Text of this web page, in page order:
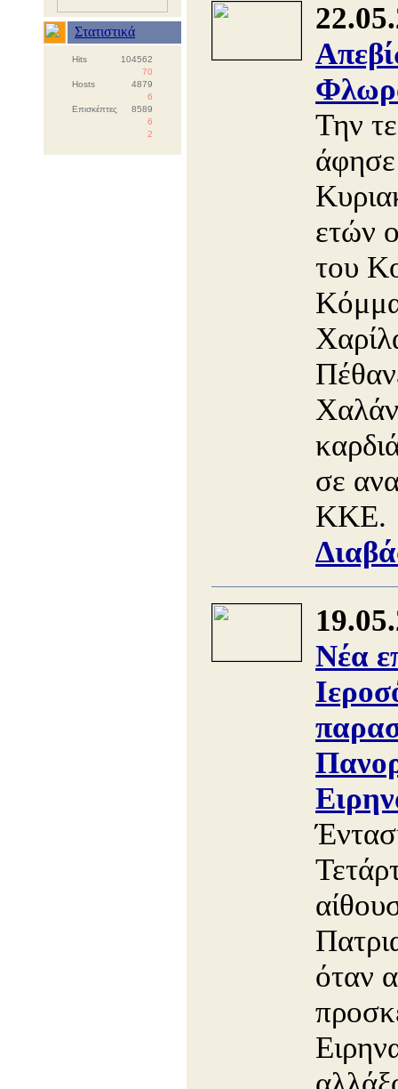
Στατιστικά
Hits
104562
70
Hosts
4879
6
Επισκέπτες
8589
6
2
Την
ετών
του
σε
ΚΚΕ.
Νέα
όταν